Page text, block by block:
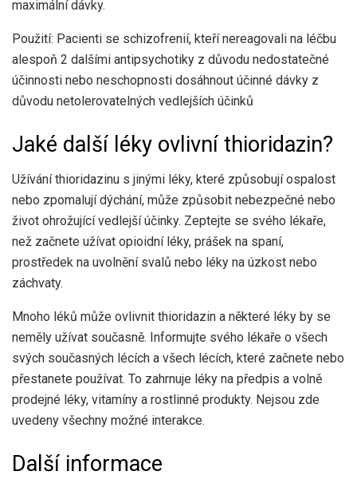
maximální dávky.
Použití: Pacienti se schizofrenií, kteří nereagovali na léčbu
alespoň 2 dalšími antipsychotiky z důvodu nedostatečné
účinnosti nebo neschopnosti dosáhnout účinné dávky z
důvodu netolerovatelných vedlejších účinků
Jaké další léky ovlivní thioridazin?
Užívání thioridazinu s jinými léky, které způsobují ospalost
nebo zpomalují dýchání, může způsobit nebezpečné nebo
život ohrožující vedlejší účinky. Zeptejte se svého lékaře,
než začnete užívat opioidní léky, prášek na spaní,
prostředek na uvolnění svalů nebo léky na úzkost nebo
záchvaty.
Mnoho léků může ovlivnit thioridazin a některé léky by se
neměly užívat současně. Informujte svého lékaře o všech
svých současných lécích a všech lécích, které začnete nebo
přestanete používat. To zahrnuje léky na předpis a volně
prodejné léky, vitamíny a rostlinné produkty. Nejsou zde
uvedeny všechny možné interakce.
Další informace